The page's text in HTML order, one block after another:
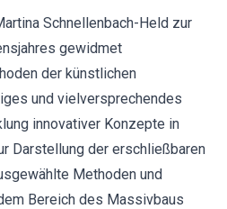
Schnellenbach-Held zur
gewidmet
der künstlichen
und vielversprechendes
innovativer Konzepte in
Darstellung der erschließbaren
Methoden und
Bereich des Massivbaus